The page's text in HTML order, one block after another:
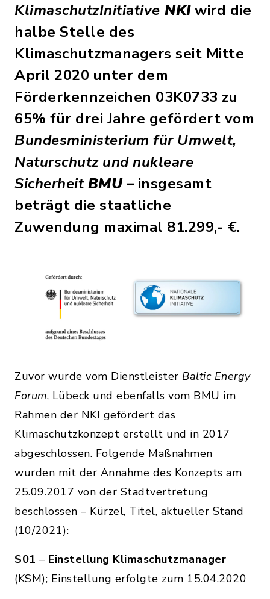
KlimaschutzInitiative NKIwird die
halbe Stelle des
Klimaschutzmanagers seit Mitte
April 2020 unter dem
Förderkennzeichen 03K0733 zu
65% für drei Jahre gefördert vom
Bundesministerium für Umwelt,
Naturschutz und nukleare
SicherheitBMU– insgesamt
beträgt die staatliche
Zuwendung maximal 81.299,- €.
Zuvor wurde vom Dienstleister Baltic Energy
Forum, Lübeck und ebenfalls vom BMU im
Rahmen der NKI gefördert das
Klimaschutzkonzept erstellt und in 2017
abgeschlossen. Folgende Maßnahmen
wurden mit der Annahme des Konzepts am
25.09.2017 von der Stadtvertretung
beschlossen – Kürzel, Titel, aktueller Stand
(10/2021):
S01 – Einstellung Klimaschutzmanager
(KSM); Einstellung erfolgte zum 15.04.2020